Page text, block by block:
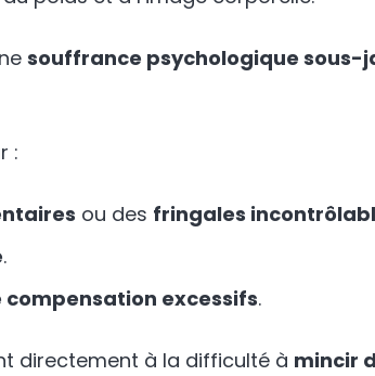
souffrance psychologique sous-
:
ou des fringales
.
excessifs.
directement à la difficulté à mincir